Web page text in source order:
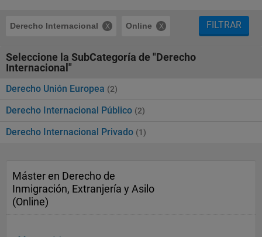
Derecho Internacional Online FILTRAR
Seleccione la SubCategoría de "Derecho
Internacional"
Derecho Unión Europea (2)
Derecho Internacional Público (2)
Derecho Internacional Privado (1)
Máster en Derecho de
Inmigración, Extranjería y Asilo
(Online)